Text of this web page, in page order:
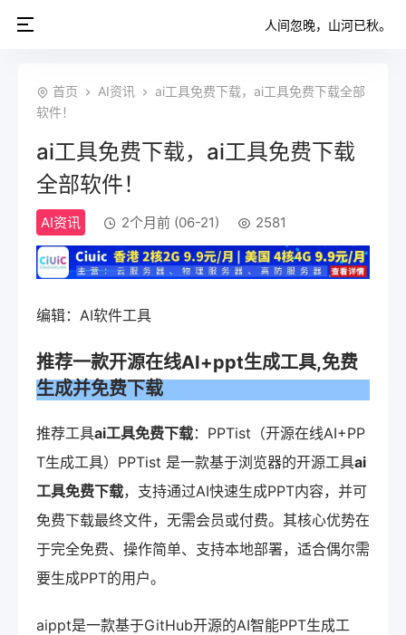
人间忽晚，山河已秋。
首页 AI资讯
ai工具免费下载，ai工具免费下载全部
软件！
ai工具免费下载，ai工具免费下载
全部软件！
AI资讯 2个月前 (06-21) 2581
编辑：AI软件工具
推荐一款开源在线AI+ppt生成工具,免费
生成并免费下载
推荐工具ai工具免费下载：PPTist（开源在线AI+PP
T生成工具）PPTist 是一款基于浏览器的开源工具ai
工具免费下载，支持通过AI快速生成PPT内容，并可
免费下载最终文件，无需会员或付费。其核心优势在
于完全免费、操作简单、支持本地部署，适合偶尔需
要生成PPT的用户。
aippt是一款基于GitHub开源的AI智能PPT生成工